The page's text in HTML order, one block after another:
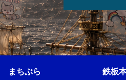
まちぶら 鉄板